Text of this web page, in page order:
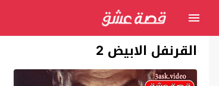
القرنفل الابيض 2